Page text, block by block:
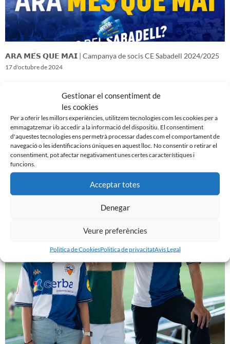
Gestionar el consentiment de
les cookies
Per a oferir les millors experiències, utilitzem tecnologies com les cookies per a
emmagatzemar i/o accedir a la informació del dispositiu. El consentiment
d'aquestes tecnologies ens permetrà processar dades com el comportament de
navegació o les identificacions úniques en aquest lloc. No consentir o retirar el
consentiment, pot afectar negativament unes certes característiques i
funcions.
Acceptar totes
Denegar
Veure preferències
Politica de CookiesPolitica de privacitatAvis Legal
𝗔𝗥𝗔 𝗠𝗘́𝗦 𝗤𝗨𝗘 𝗠𝗔𝗜 | Campanya de socis CE Sabadell 2024/2025
17 d'octubre de 2024
𝑽𝒆𝒏𝒊𝒎 𝒅’𝒖𝒏𝒂 𝒈𝒓𝒂𝒏 𝒃𝒂𝒕𝒂𝒍𝒍𝒂…𝒊 𝒂𝒏𝒆𝒎 𝒂 𝒑𝒆𝒓 𝒍𝒂 𝒔𝒆𝒈𝒖̈𝒆𝒏𝒕